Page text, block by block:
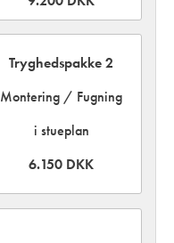
Tryghedspakke 2
Montering / Fugning
i stueplan
6.150 DKK